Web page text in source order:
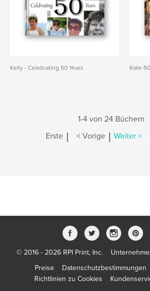
Kelly - Celebrating 50 Years Kate-
1-4 von 24 Büchern
Erste | < Vorige | Weiter >
© 2016 - 2026 RPI Print, Inc.
Preise
Datenschutzbestimmungen
Richtlinien zu Cookies